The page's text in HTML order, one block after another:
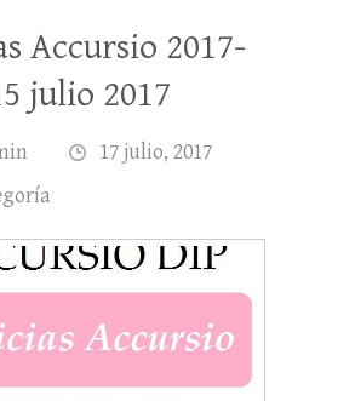
Accursio 2017-
julio 2017
17 julio, 2017